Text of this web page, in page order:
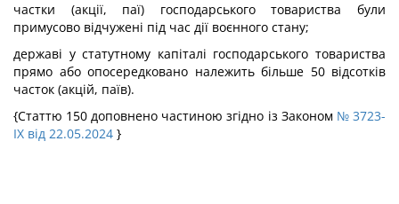
частки (акції, паї) господарського товариства були
примусово відчужені під час дії воєнного стану;
державі у статутному капіталі господарського товариства
прямо або опосередковано належить більше 50 відсотків
часток (акцій, паїв).
{Статтю 150 доповнено частиною згідно із Законом № 3723-
IX від 22.05.2024 }